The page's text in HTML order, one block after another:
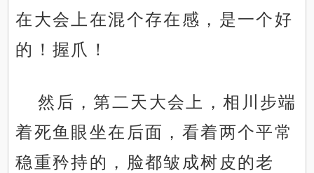
在大会上在混个存在感，是一个好
的！握爪！
然后，第二天大会上，相川步端
着死鱼眼坐在后面，看着两个平常
稳重矜持的，脸都皱成树皮的老